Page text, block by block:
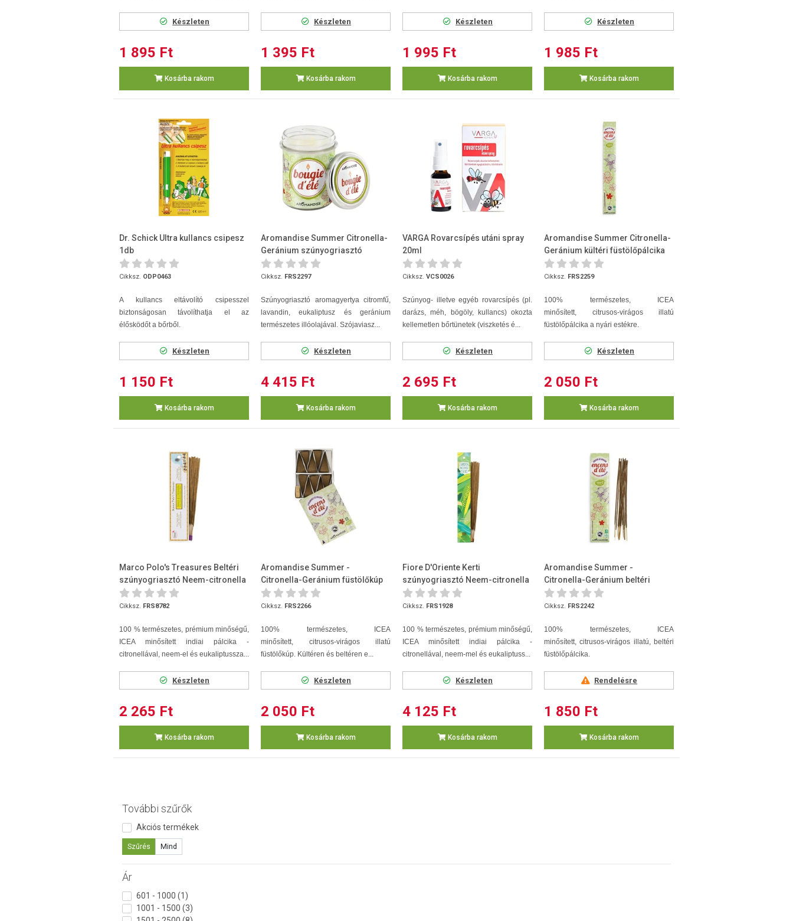
További szűrők
Akciós termékek
Szűrés Mind
Ár
601 - 1000 (1)
1001 - 1500 (3)
Készleten
1 895 Ft
Kosárba rakom
Készleten
1 395 Ft
Kosárba rakom
Készleten
1 995 Ft
Kosárba rakom
Készleten
1 985 Ft
Kosárba rakom
Dr. Schick Ultra kullancs csipesz
1db
Cikksz. ODP0463
A kullancs eltávolító csipesszel
biztonságosan távolíthatja el az
élősködőt a bőrből.
Készleten
1 150 Ft
Kosárba rakom
Aromandise Summer Citronella-
Geránium szúnyogriasztó
aromagyertya 150g
Cikksz. FRS2297
Szúnyogriasztó aromagyertya citromfű,
lavandin, eukaliptusz és geránium
természetes illóolajával. Szójaviasz...
Készleten
4 415 Ft
Kosárba rakom
VARGA Rovarcsípés utáni spray
20ml
Cikksz. VCS0026
Szúnyog- illetve egyéb rovarcsípés (pl.
darázs, méh, bögöly, kullancs) okozta
kellemetlen bőrtünetek (viszketés é...
Készleten
2 695 Ft
Kosárba rakom
Aromandise Summer Citronella-
Geránium kültéri füstölőpálcika
40 cm 3 szál/csomag
Cikksz. FRS2259
100% természetes, ICEA
minősített, citrusos-virágos illatú
füstölőpálcika a nyári estékre.
Készleten
2 050 Ft
Kosárba rakom
Marco Polo's Treasures Beltéri
szúnyogriasztó Neem-citronella
10 db/csomag
Cikksz. FRS8782
100 % természetes, prémium minőségű,
ICEA minősített indiai pálcika -
citronellával, neem-el és eukaliptussza...
Készleten
2 265 Ft
Kosárba rakom
Aromandise Summer -
Citronella-Geránium füstölőkúp
10 db + tartó
Cikksz. FRS2266
100% természetes, ICEA
minősített, citrusos-virágos illatú
füstölőkúp. Kültéren és beltéren e...
Készleten
2 050 Ft
Kosárba rakom
Fiore D'Oriente Kerti
szúnyogriasztó Neem-citronella
Garden 40cm 10db/csomag
Cikksz. FRS1928
100 % természetes, prémium minőségű,
ICEA minősített indiai pálcika -
citronellával, neem-mel és eukaliptuss...
Készleten
4 125 Ft
Kosárba rakom
Aromandise Summer -
Citronella-Geránium beltéri
füstölőpálcika- 12 db/csomag
Cikksz. FRS2242
100% természetes, ICEA
minősített, citrusos-virágos illatú, beltéri
füstölőpálcika.
Rendelésre
1 850 Ft
Kosárba rakom